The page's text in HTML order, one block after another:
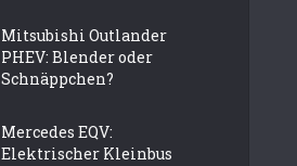
Mitsubishi Outlander
PHEV: Blender oder
Schnäppchen?
Mercedes EQV:
Elektrischer Kleinbus